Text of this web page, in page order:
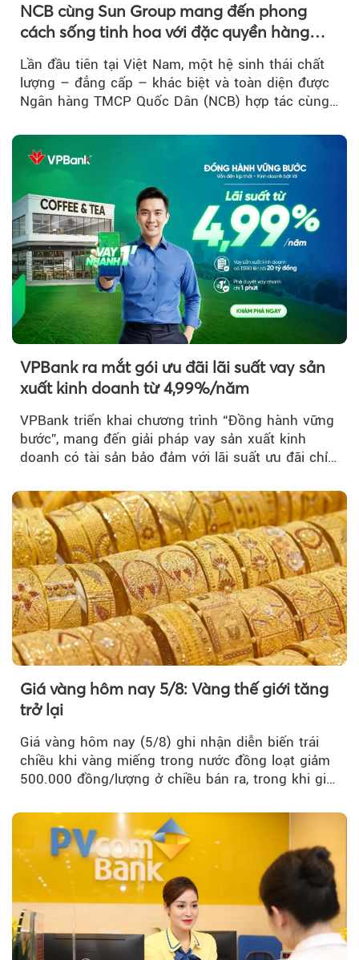
NCB cùng Sun Group mang đến phong
cách sống tinh hoa với đặc quyền hàng
đầu Việt Nam
Lần đầu tiên tại Việt Nam, một hệ sinh thái chất
lượng – đẳng cấp – khác biệt và toàn diện được
Ngân hàng TMCP Quốc Dân (NCB) hợp tác cùng
VPBank ra mắt gói ưu đãi lãi suất vay sản
xuất kinh doanh từ 4,99%/năm
VPBank triển khai chương trình “Đồng hành vững
bước”, mang đến giải pháp vay sản xuất kinh
doanh có tài sản bảo đảm với lãi suất ưu đãi chỉ
Giá vàng hôm nay 5/8: Vàng thế giới tăng
trở lại
Giá vàng hôm nay (5/8) ghi nhận diễn biến trái
chiều khi vàng miếng trong nước đồng loạt giảm
500.000 đồng/lượng ở chiều bán ra, trong khi giá
thương hiệu.